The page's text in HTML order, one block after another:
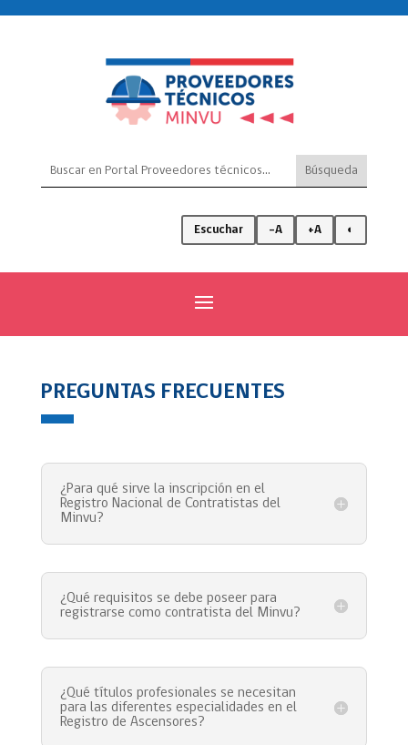
Escuchar -A +A ◐
PREGUNTAS FRECUENTES
¿Para qué sirve la inscripción en el
Registro Nacional de Contratistas del
Minvu?
¿Qué requisitos se debe poseer para
registrarse como contratista del Minvu?
¿Qué títulos profesionales se necesitan
para las diferentes especialidades en el
Registro de Ascensores?